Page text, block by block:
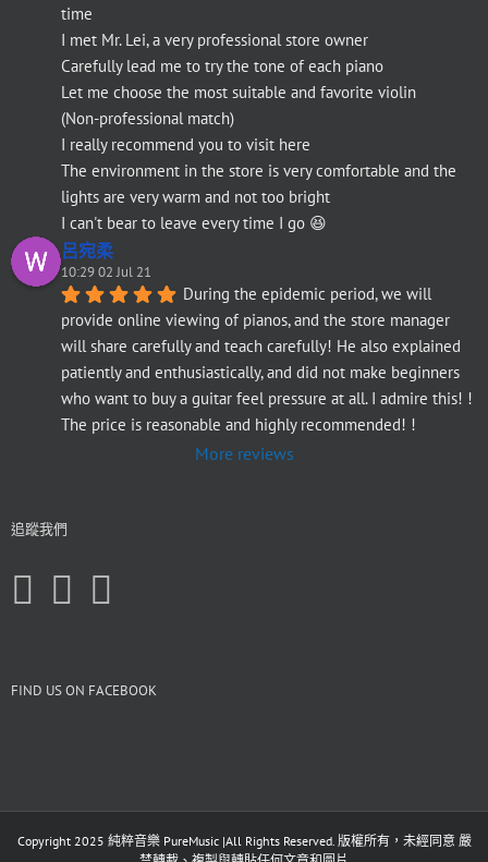
time
I met Mr. Lei, a very professional store owner
Carefully lead me to try the tone of each piano
Let me choose the most suitable and favorite violin
(Non-professional match)
I really recommend you to visit here
The environment in the store is very comfortable and the
lights are very warm and not too bright
I can't bear to leave every time I go 😆
呂宛柔
10:29 02 Jul 21
During the epidemic period, we will
provide online viewing of pianos, and the store manager
will share carefully and teach carefully! He also explained
patiently and enthusiastically, and did not make beginners
who want to buy a guitar feel pressure at all. I admire this! !
The price is reasonable and highly recommended! !
More reviews
追蹤我們
FIND US ON FACEBOOK
Copyright 2025 純粹音樂 PureMusic |All Rights Reserved. 版權所有，未經同意 嚴